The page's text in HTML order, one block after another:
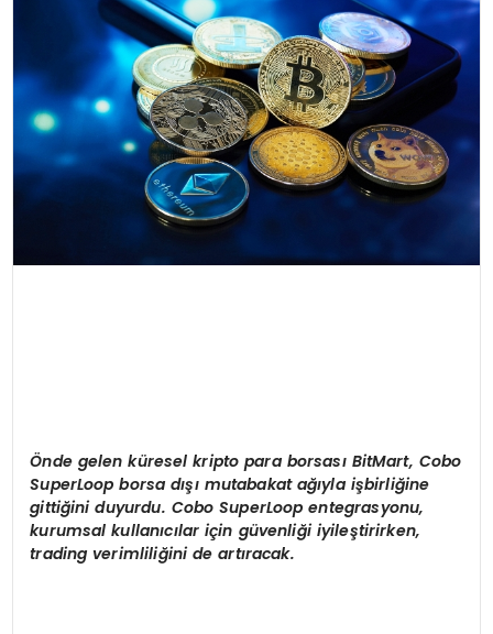
Önde gelen küresel kripto para borsası BitMart, Cobo
SuperLoop borsa dışı mutabakat ağıyla işbirliğine
gittiğini duyurdu. Cobo SuperLoop entegrasyonu,
kurumsal kullanıcılar için güvenliği iyileştirirken,
trading verimliliğini de artıracak.